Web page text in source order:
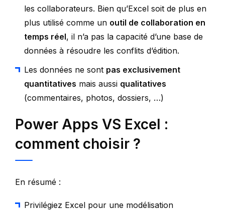
les collaborateurs. Bien qu’Excel soit de plus en
plus utilisé comme un outil de collaboration en
temps réel, il n’a pas la capacité d’une base de
données à résoudre les conflits d’édition.
Les données ne sont pas exclusivement
quantitatives mais aussi qualitatives
(commentaires, photos, dossiers, …)
Power Apps VS Excel :
comment choisir ?
En résumé :
Privilégiez Excel pour une modélisation